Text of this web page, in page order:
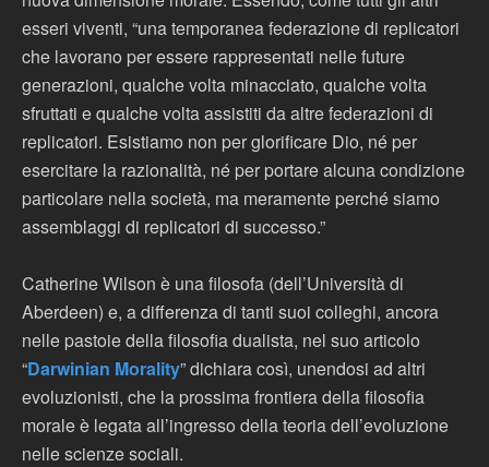
esseri viventi, “una temporanea federazione di replicatori
che lavorano per essere rappresentati nelle future
generazioni, qualche volta minacciato, qualche volta
sfruttati e qualche volta assistiti da altre federazioni di
replicatori. Esistiamo non per glorificare Dio, né per
esercitare la razionalità, né per portare alcuna condizione
particolare nella società, ma meramente perché siamo
assemblaggi di replicatori di successo.”
Catherine Wilson è una filosofa (dell’Università di
Aberdeen) e, a differenza di tanti suoi colleghi, ancora
nelle pastoie della filosofia dualista, nel suo articolo
“Darwinian Morality” dichiara così, unendosi ad altri
evoluzionisti, che la prossima frontiera della filosofia
morale è legata all’ingresso della teoria dell’evoluzione
nelle scienze sociali.